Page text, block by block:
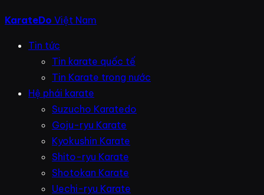
KarateDo Việt Nam
Tin tức
Tin karate quốc tế
Tin Karate trong nước
Hệ phái karate
Suzucho Karatedo
Goju-ryu Karate
Kyokushin Karate
Shito-ryu Karate
Shotokan Karate
Uechi-ryu Karate